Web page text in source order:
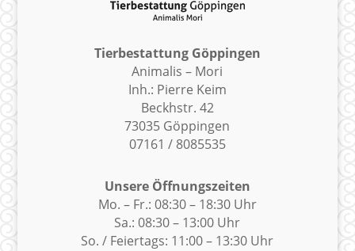
Tierbestattung Göppingen
Animalis – Mori
Inh.: Pierre Keim
Beckhstr. 42
73035 Göppingen
07161 / 8085535
Unsere Öffnungszeiten
Mo. – Fr.: 08:30 – 18:30 Uhr
Sa.: 08:30 – 13:00 Uhr
So. / Feiertags: 11:00 – 13:30 Uhr